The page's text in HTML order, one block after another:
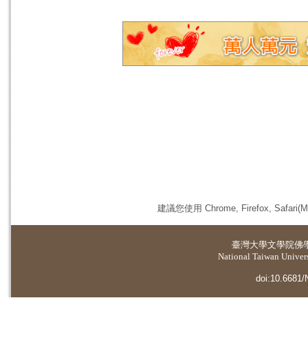
建議您使用 Chrome, Firefox,
臺灣大學文學院佛
National Taiwan
doi:10.6681/